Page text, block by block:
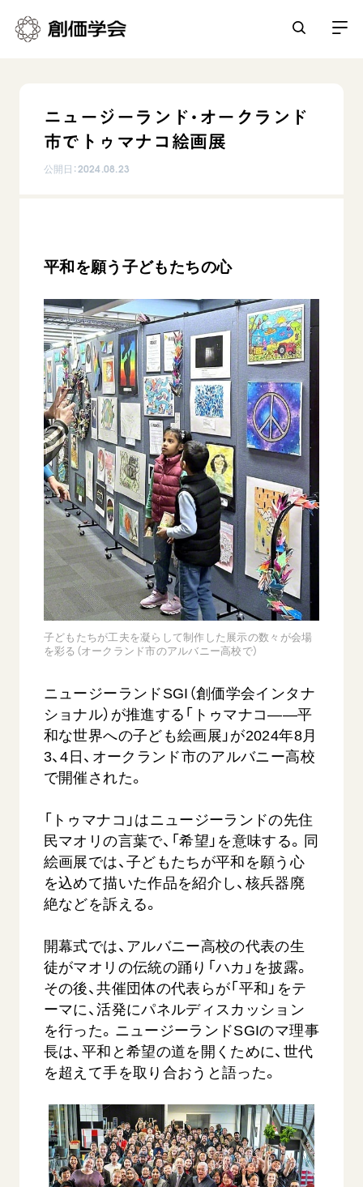
人間革命
日蓮大聖人の仏法（教学入門）
釈尊～法華経
日蓮大聖人
創価学会の三代会長
初代会長・牧口常三郎先生
第2代会長・戸田城聖先生
第3代会長・池田大作先生
日常の活動
仏法を学ぶ
主な行事
年間の活動について
友人葬
彼岸
核兵器の廃絶に向け連帯を拡大
「持続可能な開発目標（SDGs）」の取り組み
人道支援
音楽活動
展示活動
教育本部の活動
図書贈呈
世界の創価学会の歴史
創価学会 会憲
創価学会 会則
創価学会 社会憲章
組織・機構
会長・理事長・各部長の紹介
沿革
略年表
入会について
関連団体
道府県中心会館
会員サポート
座談会御書ｅ講義
小説『新・人間革命』『人間革命』要旨
御書検索［新版］
関連リンク
創価学会総本部
墓地公園・納骨堂
聖教電子版
聖教ブックストア
soka youth media
Soka Gakkai グローバルサイト
SGIピースサイト
ご意見
ご利用にあたって
SOKA PICKS
【被爆証言】母子で受け継ぐ「ナガサキの
心」 長崎県 吉岡加…
SDGs 平和 動画
長崎
ニュージーランド・オークランド
市でトゥマナコ絵画展
公開日：2024.08.23
平和を願う子どもたちの心
子どもたちが工夫を凝らして制作した展示の数々が会場
を彩る（オークランド市のアルバニー高校で）
ニュージーランドSGI（創価学会インタナ
ショナル）が推進する「トゥマナコ――平
和な世界への子ども絵画展」が2024年8月
3、4日、オークランド市のアルバニー高校
で開催された。
「トゥマナコ」はニュージーランドの先住
民マオリの言葉で、「希望」を意味する。同
絵画展では、子どもたちが平和を願う心
を込めて描いた作品を紹介し、核兵器廃
絶などを訴える。
開幕式では、アルバニー高校の代表の生
徒がマオリの伝統の踊り「ハカ」を披露。
その後、共催団体の代表らが「平和」をテ
ーマに、活発にパネルディスカッション
を行った。ニュージーランドSGIのマ理事
長は、平和と希望の道を開くために、世代
を超えて手を取り合おうと語った。